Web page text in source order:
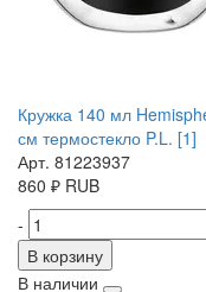
Кружка 140 мл
см термостекло P.L. [1]
Арт. 81223937
860 ₽ RUB
-
В корзину
В наличии